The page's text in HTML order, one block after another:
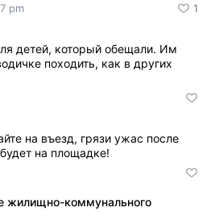
pm 1
детей, который обещали. Им
походить, как в других
на въезд, грязи ужас после
на площадке!
жилищно-коммунального